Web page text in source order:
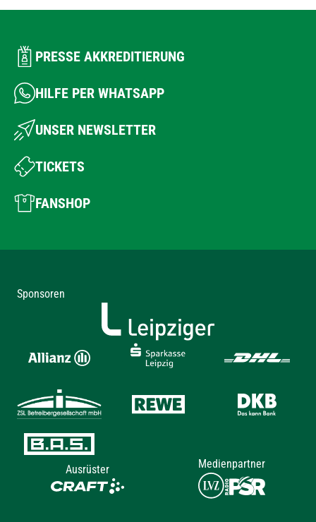
PRESSE AKKREDITIERUNG
HILFE PER WHATSAPP
UNSER NEWSLETTER
TICKETS
FANSHOP
Sponsoren
Ausrüster Medienpartner